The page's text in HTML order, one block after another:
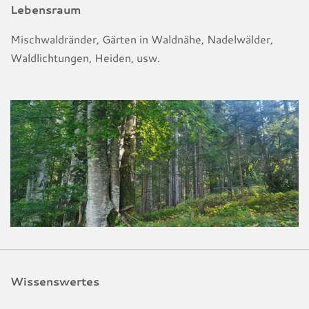
Lebensraum
Mischwaldränder, Gärten in Waldnähe, Nadelwälder,
Waldlichtungen, Heiden, usw.
Wissenswertes